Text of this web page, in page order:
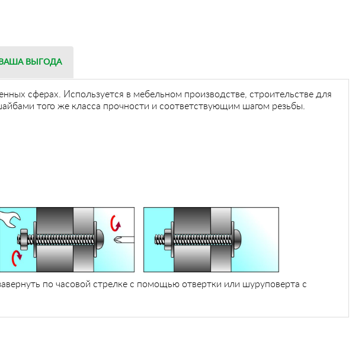
ВАША ВЫГОДА
сферах. Используется в мебельном производстве, строительстве для
того же класса прочности и соответствующим шагом резьбы.
по часовой стрелке с помощью отвертки или шуруповерта с